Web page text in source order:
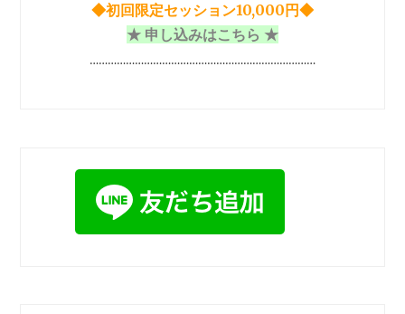
◆初回限定セッション10,000円◆
★ 申し込みはこちら ★
…………………………………………………………………